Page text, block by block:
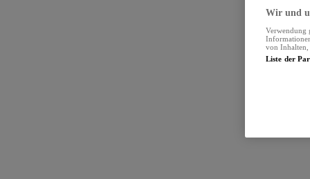
Wir und
Verwendung
von Inhalten,
Liste der